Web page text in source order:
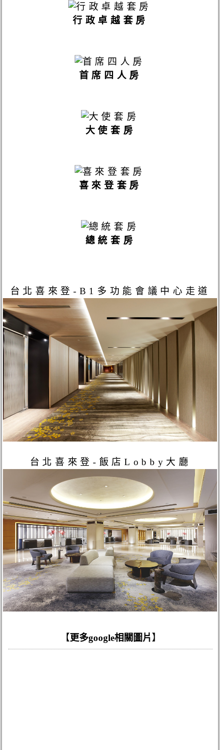
行政卓越套房
首席四人房
大使套房
喜來登套房
總統套房
台北喜來登-B1多功能會議中心走道
台北喜來登-飯店Lobby大廳
【更多google相關圖片】